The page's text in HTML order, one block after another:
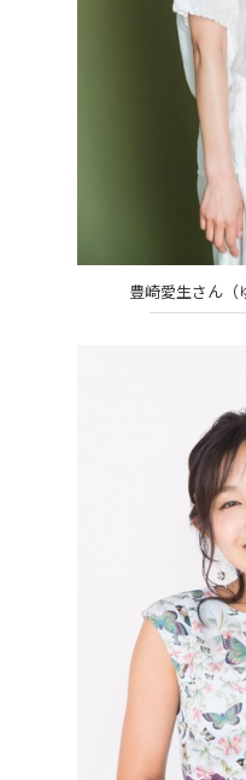
豊崎愛生さん（